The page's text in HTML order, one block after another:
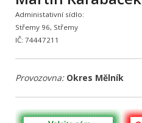
Administativní sídlo:
Střemy 96, Střemy
IČ: 74447211
Provozovna: Okres Mělník